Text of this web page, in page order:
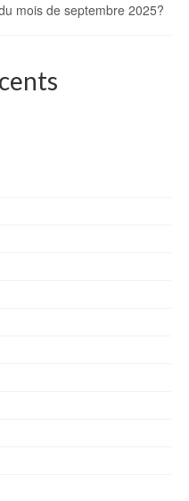
mois de septembre 2025?